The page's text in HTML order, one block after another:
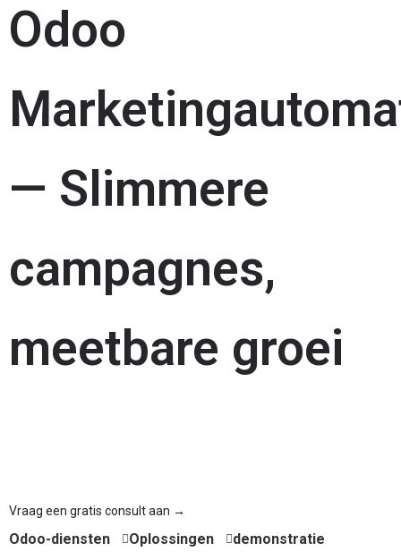
Odoo
— Slimmere
campagnes,
meetbare groei
Vraag een gratis consult aan →
Odoo-diensten Oplossingen demonstratie